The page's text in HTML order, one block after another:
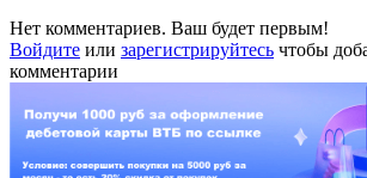
Нет комментариев. Ваш будет первым!
Войдите или зарегистрируйтесь чтобы
комментарии